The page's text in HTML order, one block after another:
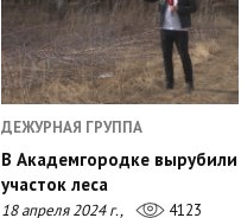
ДЕЖУРНАЯ ГРУППА
В Академгородке вырубили
участок леса
18 апреля 2024 г., 4123